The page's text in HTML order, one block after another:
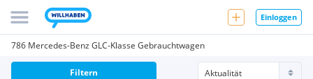
Einloggen
786 Mercedes-Benz GLC-Klasse Gebrauchtwagen
Filtern